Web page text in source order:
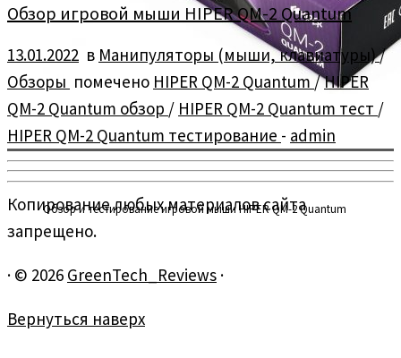
Обзор и тестирование игровой мыши HIPER QM-2 Quantum
Обзор игровой мыши HIPER QM-2 Quantum
13.01.2022 в Манипуляторы (мыши, клавиатуры)/
Обзоры помечено HIPER QM-2 Quantum /HIPER
QM-2 Quantum обзор / HIPER QM-2 Quantum тест /
HIPER QM-2 Quantum тестирование - admin
Копирование любых материалов сайта
запрещено.
· © 2026 GreenTech_Reviews ·
Вернуться наверх